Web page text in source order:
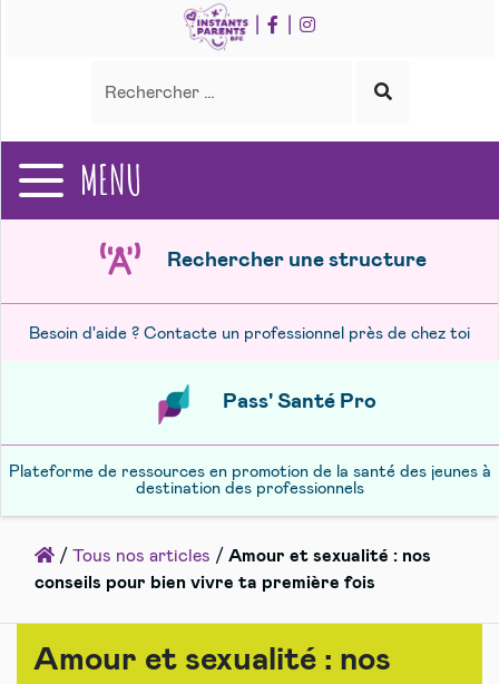
Lancer
recherche
MENU
Rechercher une structure
Besoin d'aide ? Contacte un professionnel près de chez toi
Pass' Santé Pro
Plateforme de ressources en promotion de la santé des jeunes à
destination des professionnels
Accueil
/ Tous nos articles / Amour et sexualité : nos
conseils pour bien vivre ta première fois
Amour et sexualité : nos